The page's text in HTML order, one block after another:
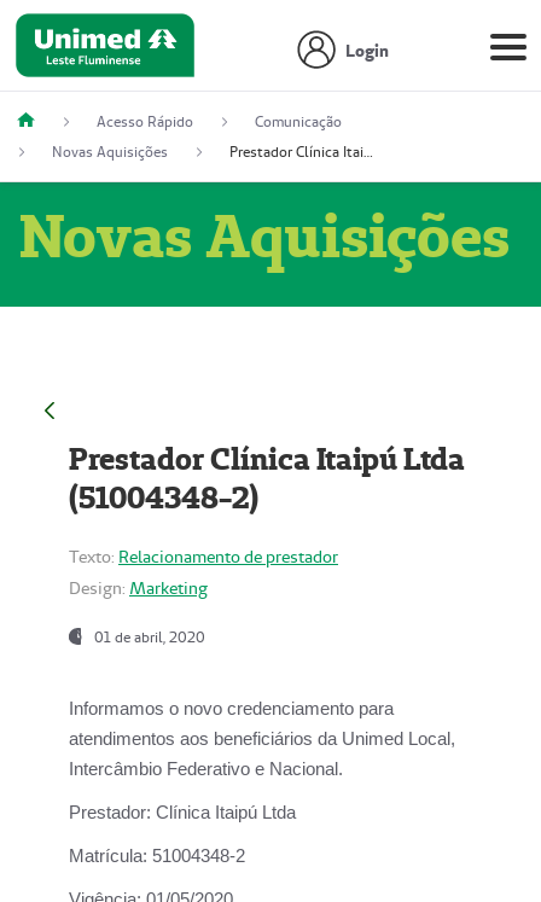
Login
Acesso Rápido
Comunicação
Novas Aquisições
Prestador Clínica Itaipú Ltda (51004348-2)
Novas Aquisições
Prestador Clínica Itaipú Ltda
(51004348-2)
Texto: Relacionamento de prestador
Design: Marketing
01 de abril, 2020
Informamos o novo credenciamento para
atendimentos aos beneficiários da Unimed Local,
Intercâmbio Federativo e Nacional.
Prestador: Clínica Itaipú Ltda
Matrícula: 51004348-2